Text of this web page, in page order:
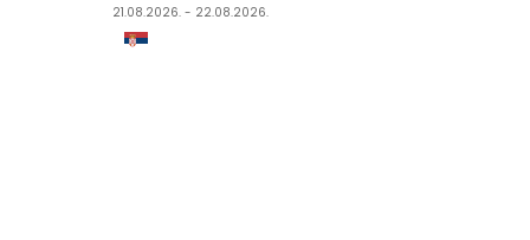
21.08.2026. - 22.08.2026.
27.08.2026. - 31.08.2026.